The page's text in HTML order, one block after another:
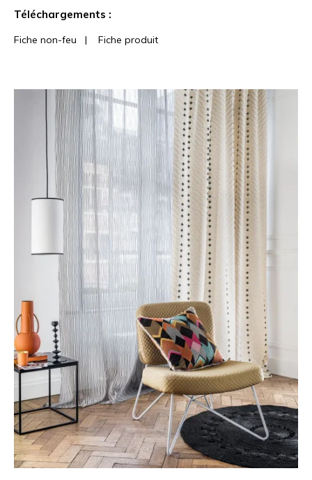
Téléchargements :
Fiche non-feu | Fiche produit